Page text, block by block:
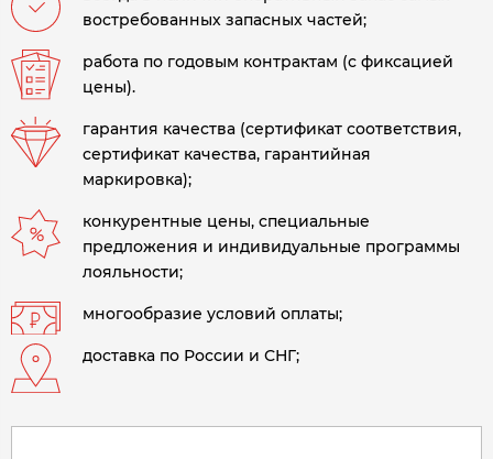
востребованных запасных частей;
работа по годовым контрактам (с фиксацией
цены).
гарантия качества (сертификат соответствия,
сертификат качества, гарантийная
маркировка);
конкурентные цены, специальные
предложения и индивидуальные программы
лояльности;
многообразие условий оплаты;
доставка по России и СНГ;